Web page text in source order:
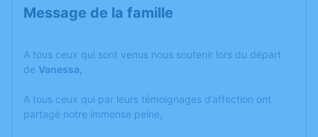
Message de la famille
A tous ceux qui sont venus nous soutenir lors du départ
de Vanessa,
A tous ceux qui par leurs témoignages d’affection ont
partagé notre immense peine,